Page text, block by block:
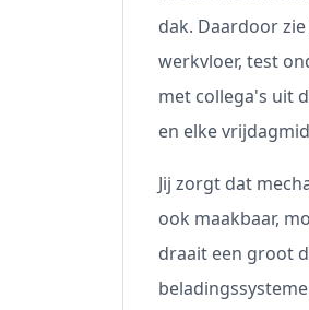
dak. Daardoor
werkvloer, test
met collega's uit
en elke
Jij zorgt dat
ook maakbaar,
draait een groot